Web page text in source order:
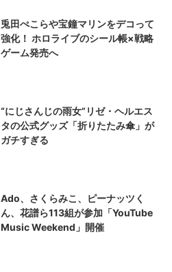
兎田ぺこらや宝鐘マリンをデコって
強化！ ホロライブのシール帳×戦略
ゲーム発売へ
“にじさんじの雨女”リゼ・ヘルエス
タの公式グッズ「折りたたみ傘」が
ガチすぎる
Ado、さくらみこ、ピーナッツく
ん、花譜ら113組が参加「YouTube
Music Weekend」開催